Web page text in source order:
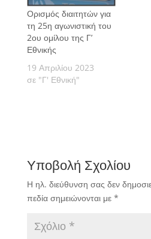
Ορισμός διαιτητών για
τη 25η αγωνιστική του
2ου ομίλου της Γ’
Εθνικής
19 Απριλίου 2023
σε "Γ' Εθνική"
Υποβολή Σχολίου
Η ηλ. διεύθυνση σας δεν
πεδία σημειώνονται με *